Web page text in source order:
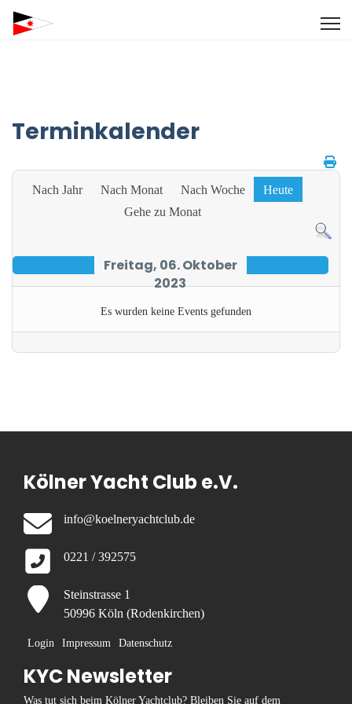
Terminkalender
Nach Jahr Nach Monat Nach Woche
Heute
Gehe zu Monat
Freitag, 06. Oktober
2023
Es wurden keine Events gefunden
Kölner Yacht Club e.V.
info@koelneryachtclub.de
0221 / 392575
Steinstrasse 1
50996 Köln (Rodenkirchen)
Login Impressum Datenschutz
KYC Newsletter
Was tut sich beim Kölner Yachtclub? Bleiben Sie auf dem